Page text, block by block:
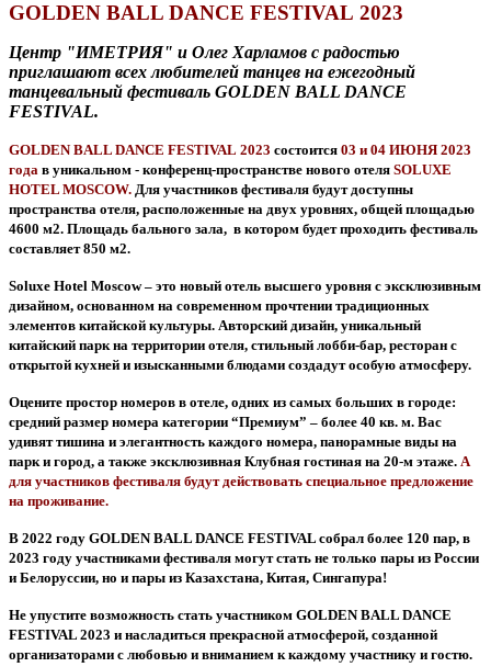
GOLDEN BALL DANCE FESTIVAL 2023
Центр "ИМЕТРИЯ" и Олег Харламов с радостью
приглашают всех любителей танцев на ежегодный
танцевальный фестиваль GOLDEN BALL DANCE
FESTIVAL.
GOLDEN BALL DANCE FESTIVAL 2023 состоится 03 и 04 ИЮНЯ 2023
года в уникальном - конференц-пространстве нового отеля SOLUXE
HOTEL MOSCOW. Для участников фестиваля будут доступны
пространства отеля, расположенные на двух уровнях, общей площадью
4600 м2. Площадь бального зала, в котором будет проходить фестиваль
составляет 850 м2.
Soluxe Hotel Moscow – это новый отель высшего уровня с эксклюзивным
дизайном, основанном на современном прочтении традиционных
элементов китайской культуры. Авторский дизайн, уникальный
китайский парк на территории отеля, стильный лобби-бар, ресторан с
открытой кухней и изысканными блюдами создадут особую атмосферу.
Оцените простор номеров в отеле, одних из самых больших в городе:
средний размер номера категории “Премиум” – более 40 кв. м. Вас
удивят тишина и элегантность каждого номера, панорамные виды на
парк и город, а также эксклюзивная Клубная гостиная на 20-м этаже. А
для участников фестиваля будут действовать специальное предложение
на проживание.
В 2022 году GOLDEN BALL DANCE FESTIVAL собрал более 120 пар, в
2023 году участниками фестиваля могут стать не только пары из России
и Белоруссии, но и пары из Казахстана, Китая, Сингапура!
Не упустите возможность стать участником GOLDEN BALL DANCE
FESTIVAL 2023 и насладиться прекрасной атмосферой, созданной
организаторами с любовью и вниманием к каждому участнику и гостю.